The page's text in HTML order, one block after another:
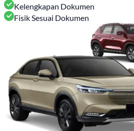
Kelengkapan Dokumen
Fisik Sesuai Dokumen